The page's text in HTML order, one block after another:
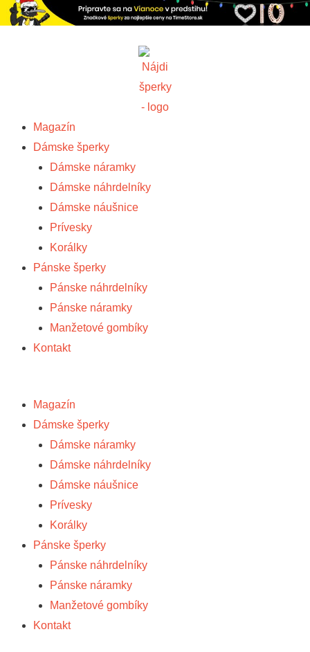
Magazín
Dámske šperky
Dámske náramky
Dámske náhrdelníky
Dámske náušnice
Prívesky
Korálky
Pánske šperky
Pánske náhrdelníky
Pánske náramky
Manžetové gombíky
Kontakt
Magazín
Dámske šperky
Dámske náramky
Dámske náhrdelníky
Dámske náušnice
Prívesky
Korálky
Pánske šperky
Pánske náhrdelníky
Pánske náramky
Manžetové gombíky
Kontakt